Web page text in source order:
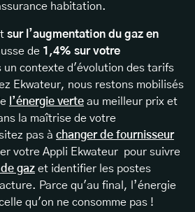
habitation.
sur l’augmentation du gaz en
de 1,4% sur votre
un contexte d'évolution des tarifs
Ekwateur, nous restons mobilisés
l’énergie verte au meilleur prix et
la maîtrise de votre
pas à changer de fournisseur
votre Appli Ekwateur pour suivre
gaz et identifier les postes
Parce qu'au final, l’énergie
qu'on ne consomme pas !